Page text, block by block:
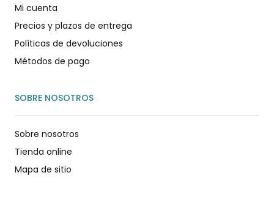
Mi cuenta
Precios y plazos de entrega
Políticas de devoluciones
Métodos de pago
SOBRE NOSOTROS
Sobre nosotros
Tienda online
Mapa de sitio